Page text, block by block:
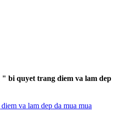
" bi quyet trang diem va lam dep